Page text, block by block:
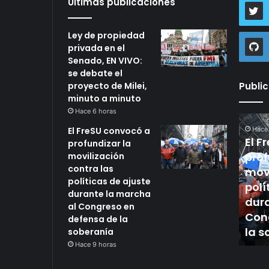
Ley de propiedad
privada en el
Senado, EN VIVO:
se debate el
proyecto de Milei,
minuto a minuto
Hace 6 horas
El FreSU convocó a
profundizar la
movilización
contra las
políticas de ajuste
durante la marcha
al Congreso en
defensa de la
soberanía
Hace 9 horas
en Tierra
de
propiedad
privada
en
el
Senado,
EN
VIVO:
se
debate
Hace 6 horas
Ley de propiedad privada
en el Senado, EN VIVO: se
debate el proyecto de
Milei, minuto a minuto
El
FreSU
a
la
contra
las
políticas
de
El
la